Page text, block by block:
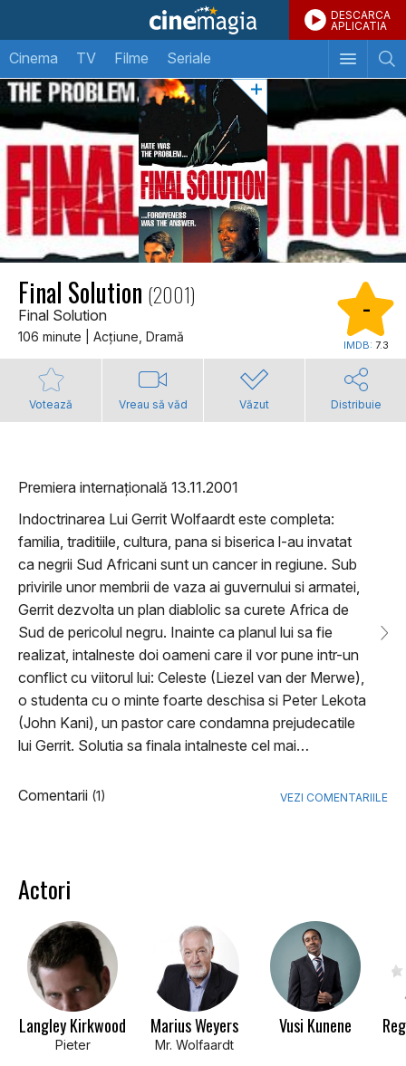
DESCARCA
APLICATIA
Cinema TV Filme Seriale
Final Solution (2001)
Final Solution
106 minute | Acţiune, Dramă
-
IMDB: 7.3
Votează Vreau să văd Văzut Distribuie
Premiera internațională 13.11.2001
Indoctrinarea Lui Gerrit Wolfaardt este completa:
familia, traditiile, cultura, pana si biserica l-au invatat
ca negrii Sud Africani sunt un cancer in regiune. Sub
privirile unor membrii de vaza ai guvernului si armatei,
Gerrit dezvolta un plan diablolic sa curete Africa de
Sud de pericolul negru. Inainte ca planul lui sa fie
realizat, intalneste doi oameni care il vor pune intr-un
conflict cu viitorul lui: Celeste (Liezel van der Merwe),
o studenta cu o minte foarte deschisa si Peter Lekota
(John Kani), un pastor care condamna prejudecatile
lui Gerrit. Solutia sa finala intalneste cel mai…
Comentarii (1) VEZI COMENTARIILE
Actori
Langley Kirkwood
Pieter
Marius Weyers
Mr. Wolfaardt
Vusi Kunene